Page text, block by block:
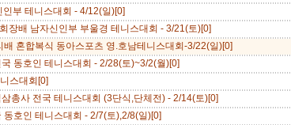
부 테니스대회 - 4/12(일)[0]
장배 남자신인부 부울경 테니스대회 - 3/21(토)[0]
배 혼합복식 동아스포츠 영.호남테니스대회-3/22(일)[0]
동호인 테니스대회 - 2/28(토)~3/2(월)[0]
스대회[0]
총사 전국 테니스대회 (3단식,단체전) - 2/14(토)[0]
동호인 테니스대회 - 2/7(토),2/8(일)[0]